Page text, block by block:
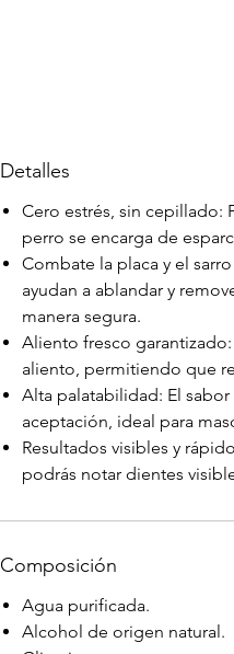
Detalles
Cero estrés, sin cepillado:
perro se encarga de
Combate la placa y el
ayudan a ablandar y
manera segura.
Aliento fresco
aliento, permitiendo que
Alta palatabilidad: El
aceptación, ideal para
Resultados visibles y
podrás notar dientes
Composición
Agua purificada.
Alcohol de origen natural.